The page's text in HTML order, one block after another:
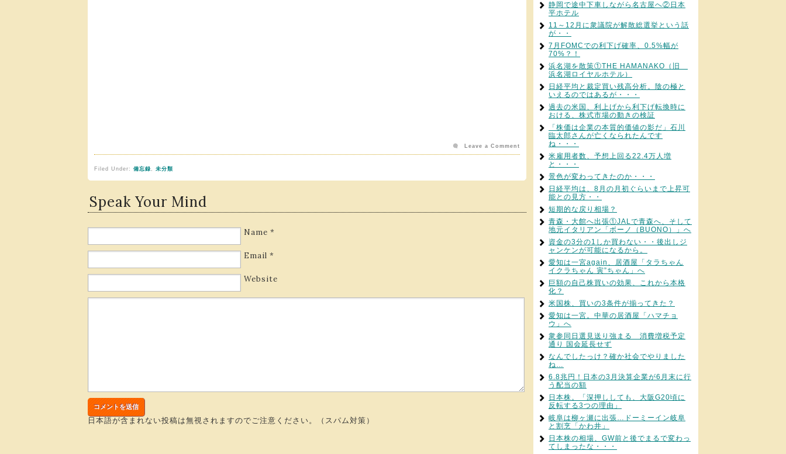
Filed Under: 備忘録 未分類
Leave a Comment
Speak Your Mind
Name *
Email *
Website
日本語が含まれない投稿は無視されますのでご注意ください。（スパム対策）
静岡で途中下車しながら名古屋へ②日本
平ホテル
11～12月に衆議院が解散総選挙という話
が・・
7月FOMCでの利下げ確率、0.5%幅が
70%？！
浜名湖を散策①THE HAMANAKO（旧
浜名湖ロイヤルホテル）
日経平均と裁定買い残高分析。陰の極と
いえるのではあるが・・・
過去の米国、利上げから利下げ転換時に
おける、株式市場の動きの検証
「株価は企業の本質的価値の影だ」石川
臨太郎さんが亡くなられたんです
ね・・・
米雇用者数、予想上回る22.4万人増
と・・・
景色が変わってきたのか・・・
日経平均は、8月の月初ぐらいまで上昇可
能との見方・・
短期的な戻り相場？
青森・大館へ出張①JALで青森へ、そして
地元イタリアン「ボーノ（BUONO）」へ
資金の3分の1しか買わない・・後出しジ
ャンケンが可能になるから。
愛知は一宮again、居酒屋「タラちゃん
イクラちゃん 寅”ちゃん」へ
巨額の自己株買いの効果、これから本格
化？
米国株、買いの3条件が揃ってきた？
愛知は一宮。中華の居酒屋「ハマチョ
ウ」へ
衆参同日選見送り強まる 消費増税予定
通り 国会延長せず
なんでしたっけ？確か社会でやりました
ね…
6.8兆円！日本の3月決算企業が6月末に行
う配当の額
日本株。「深押ししても、大阪G20頃に
反転する3つの理由」
岐阜は柳ヶ瀬に出張…ドーミーイン岐阜
と割烹「かわ井」
日本株の相場、GW前と後でまるで変わっ
てしまったな・・・